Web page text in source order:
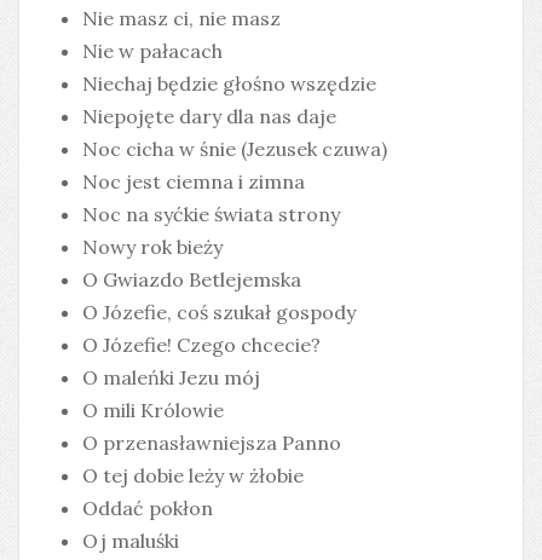
Nie masz ci, nie masz
Nie w pałacach
Niechaj będzie głośno wszędzie
Niepojęte dary dla nas daje
Noc cicha w śnie (Jezusek czuwa)
Noc jest ciemna i zimna
Noc na syćkie świata strony
Nowy rok bieży
O Gwiazdo Betlejemska
O Józefie, coś szukał gospody
O Józefie! Czego chcecie?
O maleńki Jezu mój
O mili Królowie
O przenasławniejsza Panno
O tej dobie leży w żłobie
Oddać pokłon
Oj maluśki